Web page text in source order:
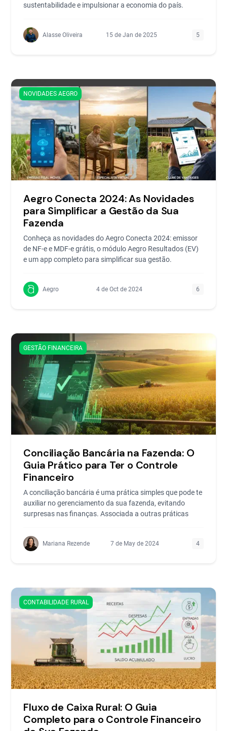
sustentabilidade e impulsionar a economia do país.
Alasse Oliveira 15 de Jan de 2025 5
NOVIDADES AEGRO
Aegro Conecta 2024: As Novidades
para Simplificar a Gestão da Sua
Fazenda
Conheça as novidades do Aegro Conecta 2024: emissor
de NF-e e MDF-e grátis, o módulo Aegro Resultados (EV)
e um app completo para simplificar sua gestão.
Aegro 4 de Oct de 2024 6
GESTÃO FINANCEIRA
Conciliação Bancária na Fazenda: O
Guia Prático para Ter o Controle
Financeiro
A conciliação bancária é uma prática simples que pode te
auxiliar no gerenciamento da sua fazenda, evitando
surpresas nas finanças. Associada a outras práticas
Mariana Rezende 7 de May de 2024 4
CONTABILIDADE RURAL
Fluxo de Caixa Rural: O Guia
Completo para o Controle Financeiro